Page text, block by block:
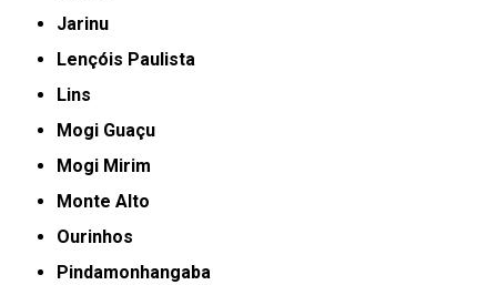
Jarinu
Lençóis Paulista
Lins
Mogi Guaçu
Mogi Mirim
Monte Alto
Ourinhos
Pindamonhangaba